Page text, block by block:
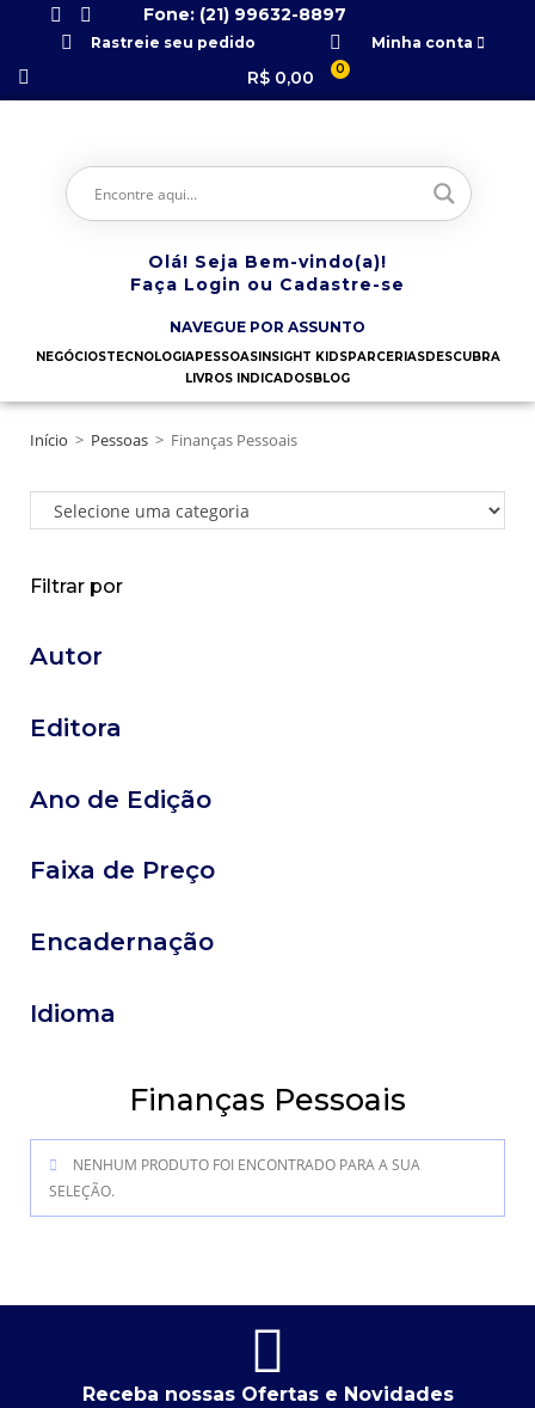
Fone: (21) 99632-8897
Rastreie seu pedido Minha conta
R$ 0,00 0
Olá! Seja Bem-vindo(a)!
Faça Login ou Cadastre-se
NAVEGUE POR ASSUNTO
NEGÓCIOSTECNOLOGIAPESSOASINSIGHT KIDSPARCERIASDESCUBRA
LIVROS INDICADOSBLOG
Início > Pessoas > Finanças Pessoais
Filtrar por
Autor
Editora
Ano de Edição
Faixa de Preço
Encadernação
Idioma
Finanças Pessoais
NENHUM PRODUTO FOI ENCONTRADO PARA A SUA
SELEÇÃO.
Receba nossas Ofertas e Novidades